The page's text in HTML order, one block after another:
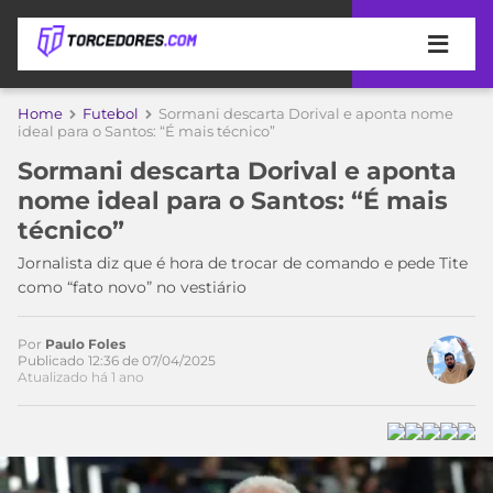
APOSTAS
DE
APOSTA
MELHORES
SITES
DE
APOSTAS
2026
BETBOOM
COPA
DO
MUNDO
TIMES
MEU
TIME
PALMEIRAS
CAMPEONATOS
SÉRIE
ESPORTIVA
Home Futebol
Sormani descarta Dorival e aponta nome
ideal para o Santos: “É mais técnico”
Sormani descarta Dorival e aponta
nome ideal para o Santos: “É mais
técnico”
Jornalista diz que é hora de trocar de comando e pede Tite
como “fato novo” no vestiário
Acesse o perfil do autor
no Twitter
Por Paulo Foles
Publicado 12:36 de 07/04/2025
Atualizado há 1 ano